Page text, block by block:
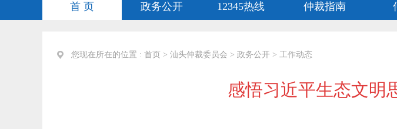
首 页 政务公开 12345热线 仲裁指南
您现在所在的位置 : 首页 > 汕头仲裁委员会 > 政务公开 > 工作动态
感悟习近平生态文明